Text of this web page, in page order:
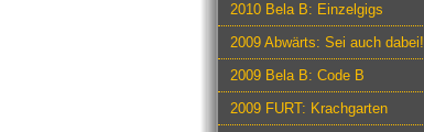
2010 Bela B: Einzelgigs
2009 Abwärts: Sei auch dabei!
2009 Bela B: Code B
2009 FURT: Krachgarten